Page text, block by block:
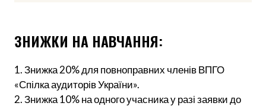
ЗНИЖКИ НА НАВЧАННЯ:
1. Знижка 20% для повноправних членів ВПГО
«Спілка аудиторів України».
2. Знижка 10% на одного учасника у разі заявки до